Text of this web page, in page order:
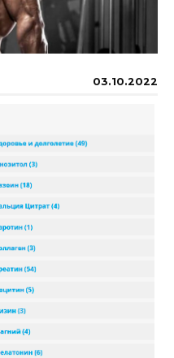
03.10.2022